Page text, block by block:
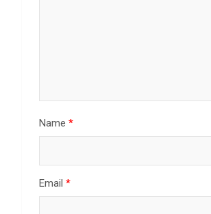
Name *
Email *